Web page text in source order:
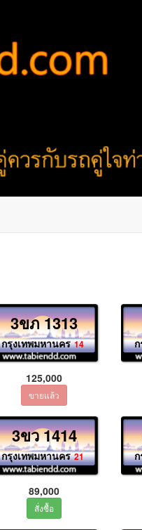
3ขภ 1313
กรุงเทพมหานคร 14
125,000
ก
3ขว 1414
กรุงเทพมหานคร 21
89,000
ก